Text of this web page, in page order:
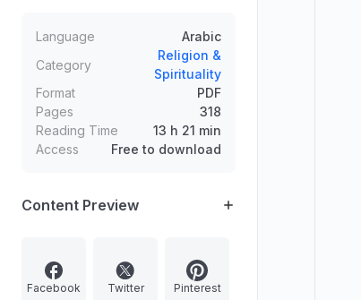
Language
Arabic
Category
Religion &
Spirituality
Format
PDF
Pages
318
Reading Time
13 h 21 min
Access
Free to download
Content Preview
Facebook Twitter Pinterest